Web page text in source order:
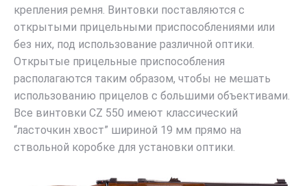
крепления ремня. Винтовки поставляются с
открытыми прицельными приспособлениями или
без них, под использование различной оптики.
Открытые прицельные приспособления
располагаются таким образом, чтобы не мешать
использованию прицелов с большими объективами.
Все винтовки CZ 550 имеют классический
“ласточкин хвост” шириной 19 мм прямо на
ствольной коробке для установки оптики.